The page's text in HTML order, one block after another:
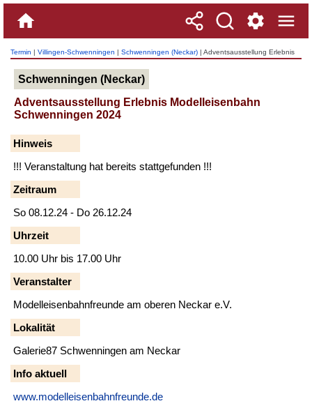
Termin | Villingen-Schwenningen | Schwenningen (Neckar) | Adventsausstellung Erlebnis
Schwenningen (Neckar)
Adventsausstellung Erlebnis Modelleisenbahn
Schwenningen 2024
Hinweis
!!! Veranstaltung hat bereits stattgefunden !!!
Zeitraum
So 08.12.24 - Do 26.12.24
Uhrzeit
10.00 Uhr bis 17.00 Uhr
Veranstalter
Modelleisenbahnfreunde am oberen Neckar e.V.
Lokalität
Galerie87 Schwenningen am Neckar
Info aktuell
www.modelleisenbahnfreunde.de